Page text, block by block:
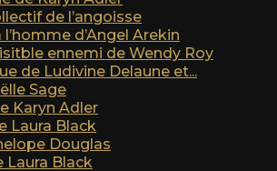
de l’angoisse
l’homme d’Angel Arekin
ennemi de Wendy Roy
de Ludivine Delaune et...
Sage
Karyn Adler
Laura Black
Douglas
Laura Black